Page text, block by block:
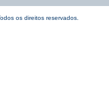
os direitos reservados.